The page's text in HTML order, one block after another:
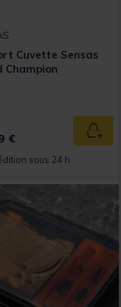
Cuvette Sensas
Champion
€
sous 24 h